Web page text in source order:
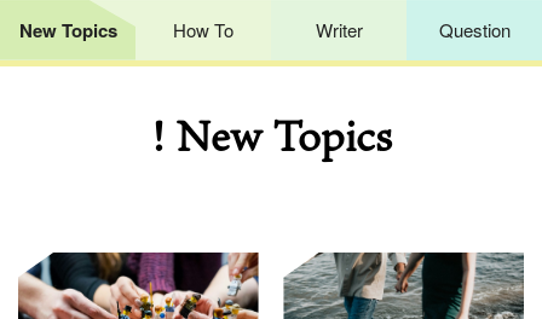
New Topics How To Writer Question
! New Topics